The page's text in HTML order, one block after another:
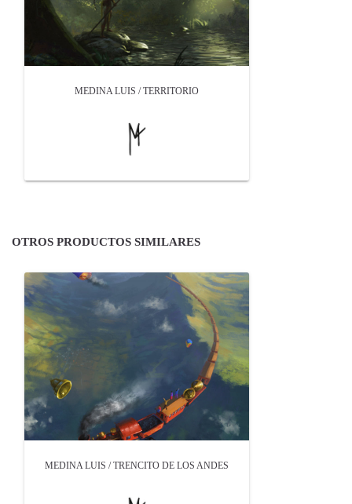
MEDINA LUIS / TERRITORIO
OTROS PRODUCTOS SIMILARES
MEDINA LUIS / TRENCITO DE LOS ANDES